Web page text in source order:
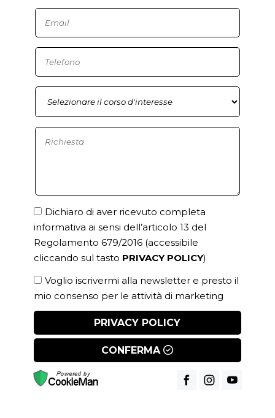
Dichiaro di aver ricevuto completa
informativa ai sensi dell’articolo 13 del
Regolamento 679/2016 (accessibile
cliccando sul tasto PRIVACY POLICY)
Voglio iscrivermi alla newsletter e presto il
mio consenso per le attività di marketing
PRIVACY POLICY
CONFERMA